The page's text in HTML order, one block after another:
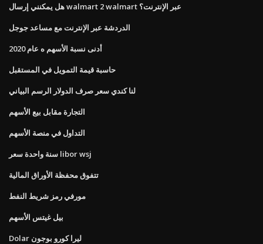
هل يمكنني إرسال walmart 2 walmart عبر الإنترنت؟
الدردشة عبر الإنترنت مع مساعد جوجل
أدنى نسبة الأسهم ه عام 2020
حاسبة قيمة التمويل في المستقبل
لنا كندي سعر صرف الدولار الرسم البياني
التجارة مقابل بيع الأسهم
التداول في منصة الأسهم
سنة واحدة سعر libor wsj
تتفوق محفظة الأوراق المالية
مورفي رمز شريط النفط
بيل غيتس الأسهم
Dolar ليرا كورو بوجون